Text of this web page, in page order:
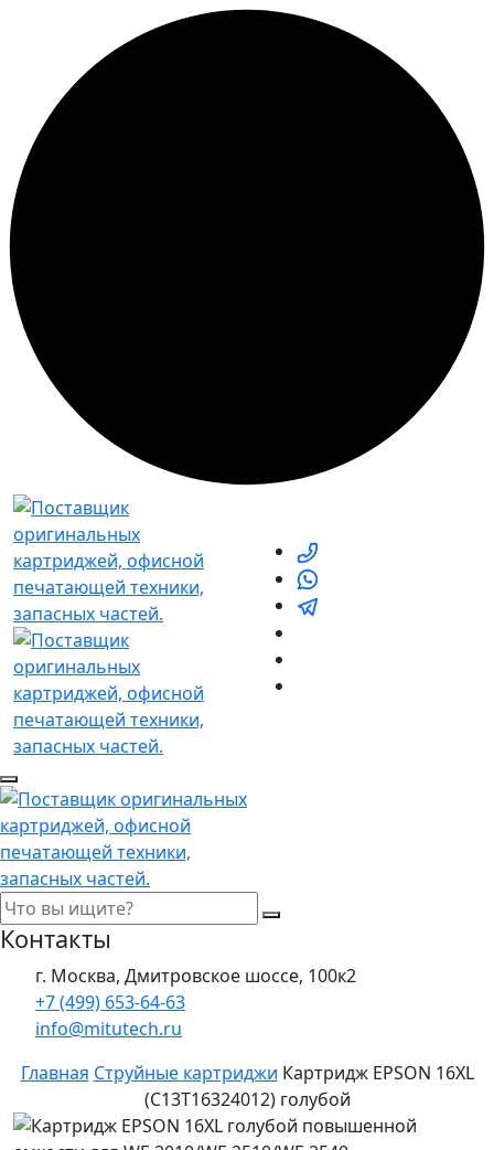
Контакты
г. Москва, Дмитровское шоссе, 100к2
+7 (499) 653-64-63
info@mitutech.ru
Главная Струйные картриджи Картридж EPSON 16XL
(C13T16324012) голубой